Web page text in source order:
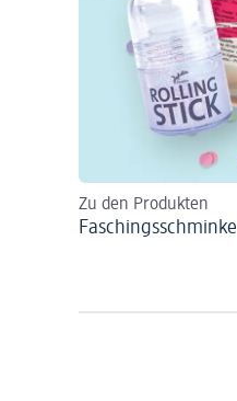
Zu den Produkten
Faschingsschminke